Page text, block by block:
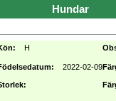
Hundar
H
2022-02-09